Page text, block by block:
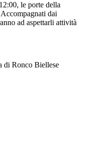
le porte della
dai
ad aspettarli attività